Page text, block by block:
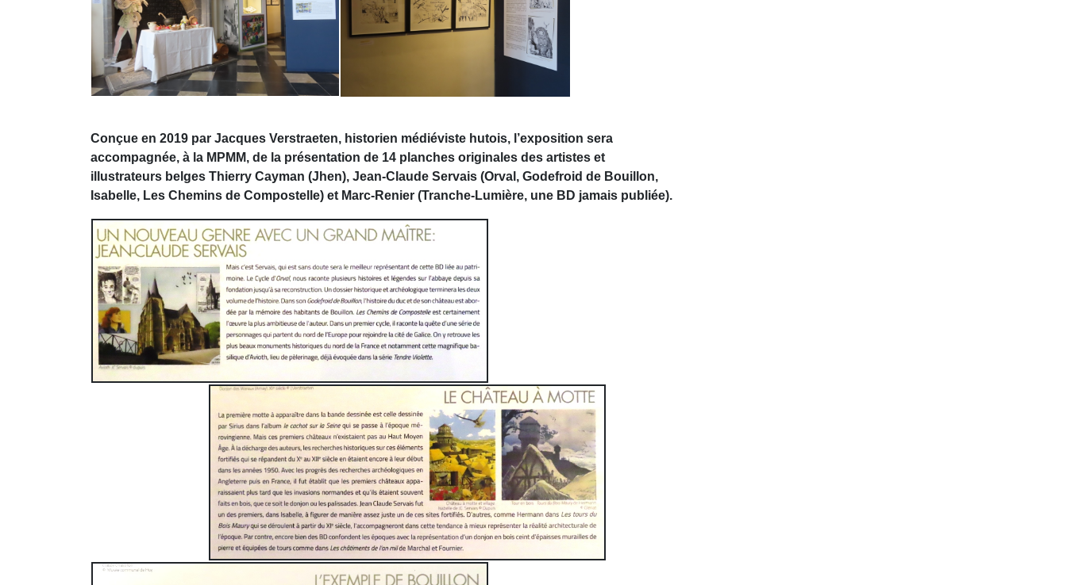
Conçue en 2019 par Jacques Verstraeten, historien médiéviste hutois, l’exposition sera
accompagnée, à la MPMM, de la présentation de 14 planches originales des artistes et
illustrateurs belges Thierry Cayman (Jhen), Jean-Claude Servais (Orval, Godefroid de Bouillon,
Isabelle, Les Chemins de Compostelle) et Marc-Renier (Tranche-Lumière, une BD jamais publiée).